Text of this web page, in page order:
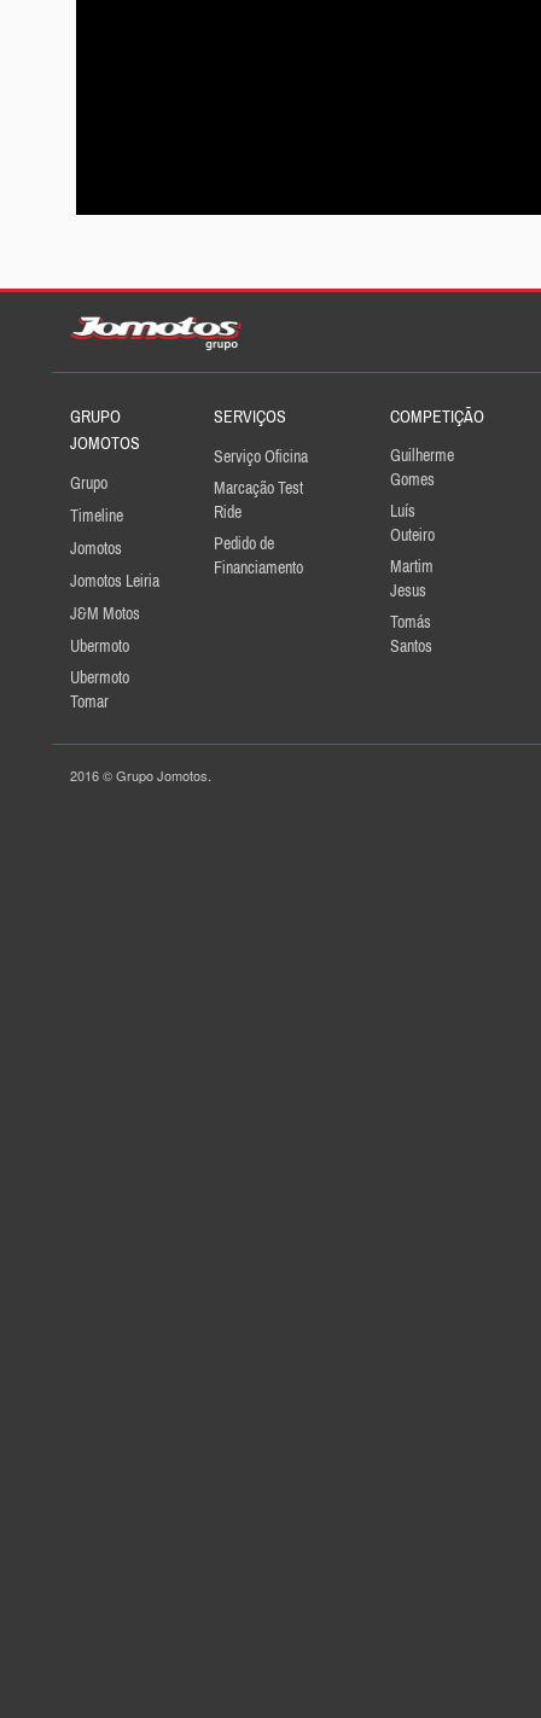
GRUPO
JOMOTOS
Grupo
Timeline
Jomotos
Jomotos Leiria
J&M Motos
Ubermoto
Ubermoto
Tomar
SERVIÇOS
Serviço Oficina
Marcação Test
Ride
Pedido de
Financiamento
COMPETIÇÃO
Guilherme
Gomes
Luís
Outeiro
Martim
Jesus
Tomás
Santos
2016 © Grupo Jomotos.